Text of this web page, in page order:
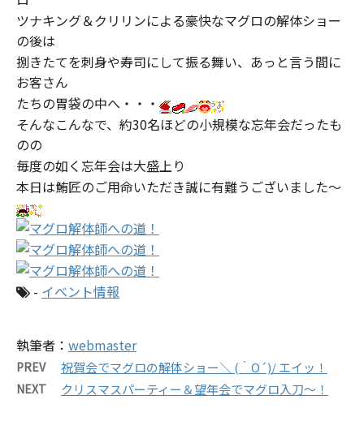
ツナキング＆クリリンによる豪快なマグロの解体ショー
の後は
捌きたてを刺身や寿司にして振る舞い、あっと言う間に
お客さん
たちの胃袋の中へ・・・
そんなこんなで、約30名ほどの小規模な忘年会だったも
のの
毎度の如く忘年会は大盛上り
本日は鮪匠のご用命いただき誠に有難うございました～
- イベント情報
執筆者： webmaster
PREV 祝賀会でマグロの解体ショー＼ (｀O´)/ エイッ！
NEXT クリスマスパーティー＆望年会でマグロ入刀～！